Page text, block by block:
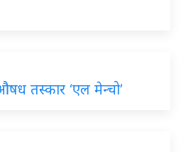
तस्कार ‘एल मेन्चो’